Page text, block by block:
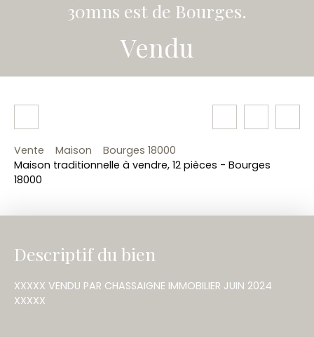
30mns est de Bourges.
Vendu
Vente Maison
Bourges 18000
Maison traditionnelle à vendre, 12 pièces - Bourges
18000
Descriptif du bien
XXXXX VENDU PAR CHASSAIGNE IMMOBILIER JUIN 2024
XXXXX